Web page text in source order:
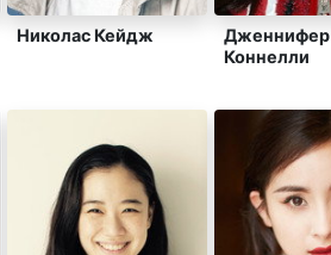
Николас Кейдж
Дженнифер
Коннелли